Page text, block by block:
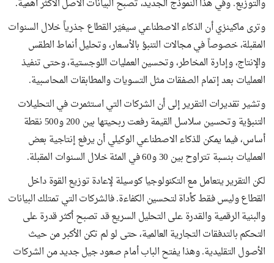
والتوزيع. وفي هذا النموذج الجديد، تصبح البيانات الأصل الأكثر أهمية.
وترى ماكينزي أن الذكاء الاصطناعي سيغيّر القطاع جذرياً خلال السنوات
المقبلة، خصوصاً في مجالات التنبؤ بالأسعار، وتحليل أنماط الطقس
والإنتاج، وإدارة المخاطر، وتحسين العمليات اللوجستية، وحتى تنفيذ
العمليات بعد إتمام الصفقات مثل التسويات والمطابقات المحاسبية.
وتشير تقديرات التقرير إلى أن الشركات التي استثمرت في التحليلات
التنبؤية وتحسين سلاسل القيمة رفعت ربحيتها بين 200 و500 نقطة
أساس، فيما يمكن للذكاء الاصطناعي الوكيلي أن يرفع إنتاجية بعض
العمليات بنسبة تتراوح بين 30 و60 في المئة خلال السنوات المقبلة.
لكن التقرير يتعامل مع التكنولوجيا كوسيلة لإعادة توزيع القوة داخل
القطاع وليس فقط كأداة لتحسين الكفاءة. فالشركات التي تمتلك البيانات
والبنية الرقمية والقدرة على التحليل السريع قد تصبح أكثر قدرة على
التحكم بالتدفقات التجارية العالمية، حتى لو لم تكن الأكبر من حيث
الأصول التقليدية. وهذا يفتح الباب أمام صعود جيل جديد من الشركات